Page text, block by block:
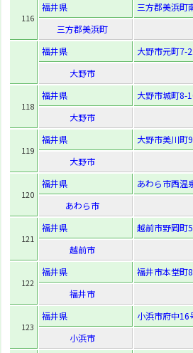
116
福井県
三方郡美浜町
三方郡美浜町
福井県
大野市元町7-
大野市
118
福井県
大野市城町8-
大野市
119
福井県
大野市美川町
大野市
120
福井県
あわら市西温
あわら市
121
福井県
越前市野岡町
越前市
122
福井県
福井市本堂町
福井市
123
福井県
小浜市府中16
小浜市